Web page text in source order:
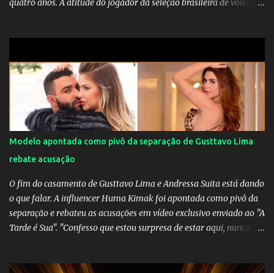
quatro anos. A atitude do jogador da seleção brasileira de vôlei foi
Marta marcou duas vezes, Debinha, Andressa Alves e Bia
Zaneratto foram autoras dos gols. Juliette, embaixadora
‎@Globoplay mandou um xero para as meninas e falou do seu
orgulho.
Modelo apontada como pivô da separação de Gusttavo Lima
rebate acusação
O fim do casamento de Gusttavo Lima e Andressa Suita está dando
o que falar. A influencer Huma Kimak foi apontada como pivô da
separação e rebateu as acusações em vídeo exclusivo enviado ao "A
Tarde é Sua". "Confesso que estou surpresa de estar aqui, nunca